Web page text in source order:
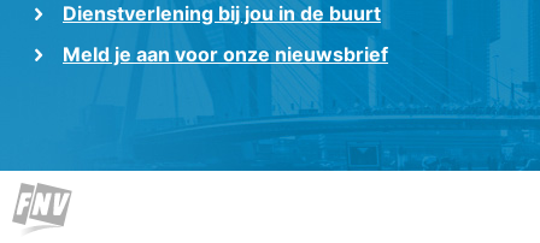
Dienstverlening bij jou in de buurt
Meld je aan voor onze nieuwsbrief